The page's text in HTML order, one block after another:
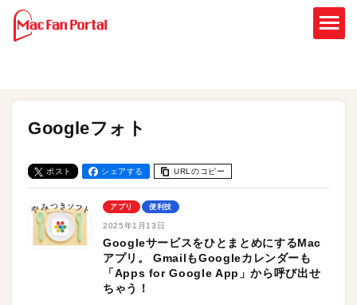
Googleフォト
ポスト シェアする URLのコピー
アプリ 便利技
2025年1月13日
GoogleサービスをひとまとめにするMac
アプリ。 GmailもGoogleカレンダーも
「Apps for Google App」から呼び出せ
ちゃう！